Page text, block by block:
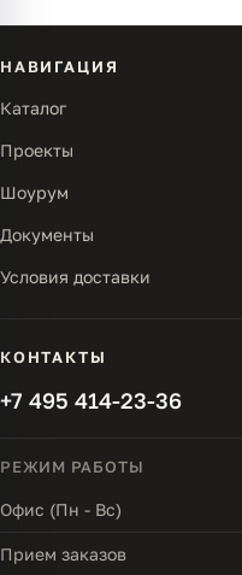
НАВИГАЦИЯ
Каталог
Проекты
Шоурум
Документы
Условия доставки
КОНТАКТЫ
+7 495 414-23-36
РЕЖИМ РАБОТЫ
Офис (Пн - Вс)
Прием заказов